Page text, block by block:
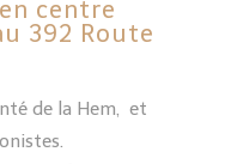
centre
392 Route
de la Hem, et